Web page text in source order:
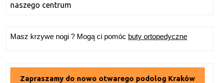
naszego centrum
Masz krzywe nogi ? Mogą ci pomóc buty ortopedyczne
Zapraszamy do nowo otwarego podolog Kraków